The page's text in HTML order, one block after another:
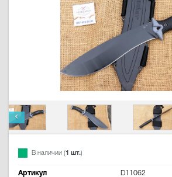
В наличии (1 шт.)
Артикул D11062